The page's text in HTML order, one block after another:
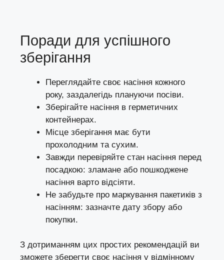
Поради для успішного
зберігання
Переглядайте своє насіння кожного
року, заздалегідь плануючи посіви.
Зберігайте насіння в герметичних
контейнерах.
Місце зберігання має бути
прохолодним та сухим.
Завжди перевіряйте стан насіння перед
посадкою: зламане або пошкоджене
насіння варто відсіяти.
Не забудьте про маркування пакетиків з
насінням: зазначте дату збору або
покупки.
З дотриманням цих простих рекомендацій ви
зможете зберегти своє насіння у відмінному